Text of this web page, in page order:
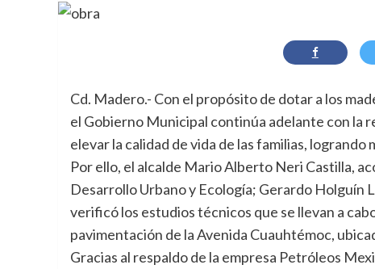
Cd. Madero.- Con el propósito de dotar a los
el Gobierno Municipal continúa adelante con la
elevar la calidad de vida de las familias,
Por ello, el alcalde Mario Alberto Neri Castilla,
Desarrollo Urbano y Ecología; Gerardo
verificó los estudios técnicos que se llevan a
pavimentación de la Avenida Cuauhtémoc,
Gracias al respaldo de la empresa Petróleos